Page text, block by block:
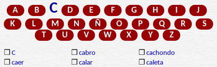
A B C D E F G H
J
K
L M N Ñ O P Q R
S
T
U V W X Y Z
❒ C ❒ cabro ❒ cachondo
❒ caer ❒ calar ❒ caleta